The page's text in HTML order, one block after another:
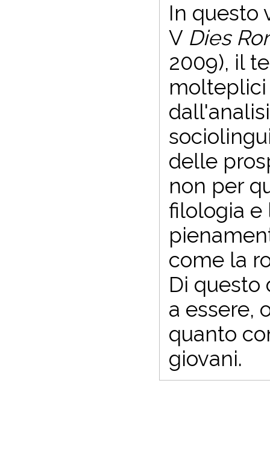
In questo
V Dies
2009), il
delle
non per
filologia e
come la
Di
a essere,
quanto
giovani.